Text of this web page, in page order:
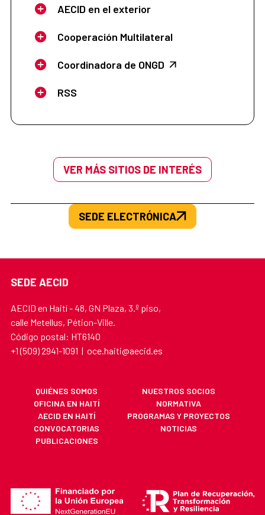
AECID en el exterior
Cooperación Multilateral
Coordinadora de ONGD
RSS
VER MÁS SITIOS DE INTERÉS
SEDE ELECTRÓNICA
SEDE AECID
AECID en Haití - 48, GN Plaza, 3.º piso,
calle Metellus, Pétion-Ville.
Código postal: HT6140
+1 (509) 2941-1091 | oce.haiti@aecid.es
QUIÉNES SOMOS
NUESTROS SOCIOS
OFICINA EN HAITÍ
NORMATIVA
AECID EN HAITÍ
PROGRAMAS Y PROYECTOS
CONVOCATORIAS
NOTICIAS
PUBLICACIONES